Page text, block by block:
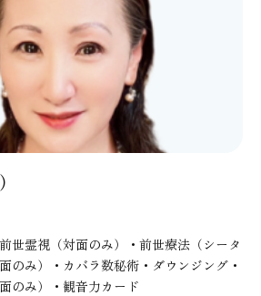
世霊視（対面のみ）・前世療法（シータ
のみ）・カバラ数秘術・ダウンジング・
のみ）・観音力カード